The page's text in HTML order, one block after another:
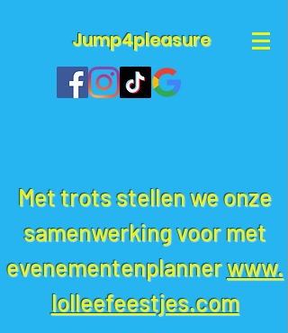
Jump4pleasure
Met trots stellen we onze
samenwerking voor met
evenementenplannerwww.
lolleefeestjes.com